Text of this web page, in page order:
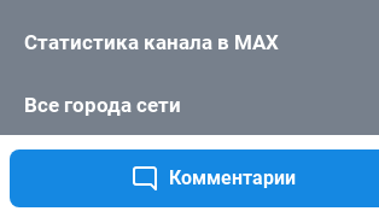
Комментарии
Статистика канала в MAX
Все города сети
Мобильное приложение